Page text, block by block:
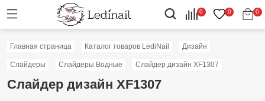
0 0 0
Главная страница Каталог товаров LediNail Дизайн
Слайдеры Слайдеры Водные Слайдер дизайн XF1307
Слайдер дизайн XF1307